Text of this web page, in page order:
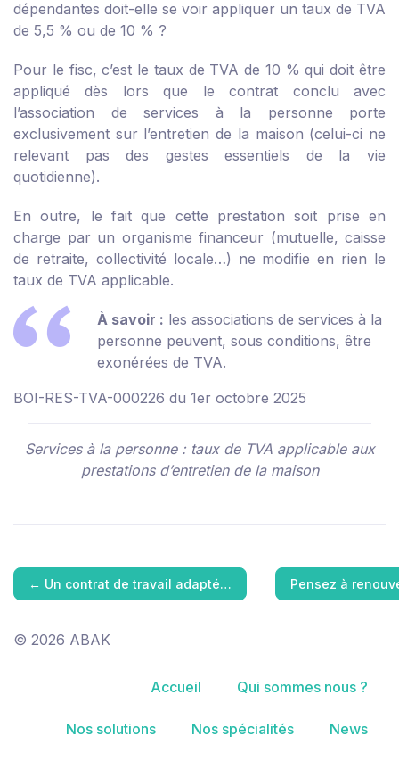
dépendantes doit-elle se voir appliquer un taux de TVA
de 5,5 % ou de 10 % ?
Pour le fisc, c’est le taux de TVA de 10 % qui doit être
appliqué dès lors que le contrat conclu avec
l’association de services à la personne porte
exclusivement sur l’entretien de la maison (celui-ci ne
relevant pas des gestes essentiels de la vie
quotidienne).
En outre, le fait que cette prestation soit prise en
charge par un organisme financeur (mutuelle, caisse
de retraite, collectivité locale…) ne modifie en rien le
taux de TVA applicable.
À savoir : les associations de services à la
personne peuvent, sous conditions, être
exonérées de TVA.
BOI-RES-TVA-000226 du 1er octobre 2025
Services à la personne : taux de TVA applicable aux
prestations d’entretien de la maison
← Un contrat de travail adapté… Pensez à
© 2026 ABAK
Accueil Qui sommes nous ?
Nos solutions Nos spécialités News